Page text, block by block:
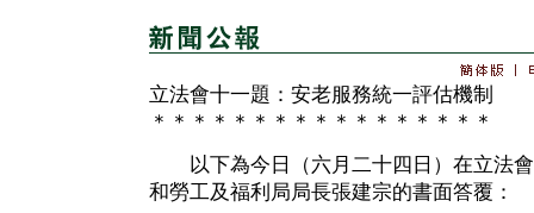
立法會十一題：安老服務統一評估機制
＊＊＊＊＊＊＊＊＊＊＊＊＊＊＊＊＊
以下為今日（六月二十四日）在立法會
和勞工及福利局局長張建宗的書面答覆：